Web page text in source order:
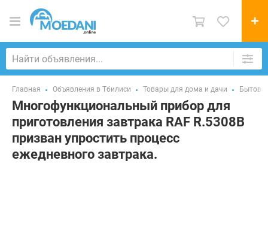
Главная Объявления в Тбилиси Товары для дома и дачи
Многофункциональный прибор для
приготовления завтрака RAF R.5308B
призван упростить процесс
ежедневного завтрака.